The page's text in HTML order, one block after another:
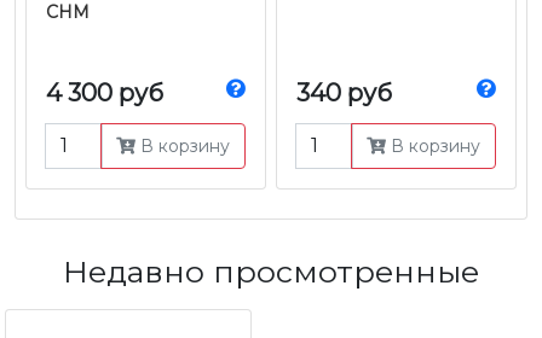
CHM
4 300 руб
В корзину
340 руб
В корзину
Недавно просмотренные